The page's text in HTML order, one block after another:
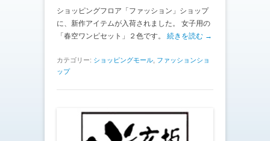
ショッピングフロア「ファッション」ショップ
に、新作アイテムが入荷されました。 女子用の
「春空ワンピセット」２色です。 続きを読む →
カテゴリー: ショッピングモール ファッションショ
ップ